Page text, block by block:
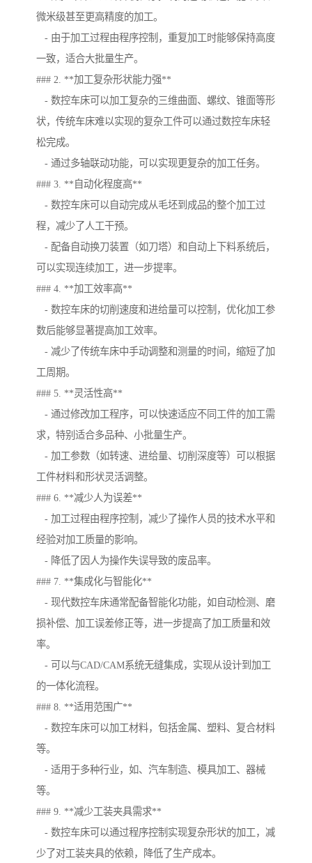
微米级甚至更高精度的加工。
- 由于加工过程由程序控制，重复加工时能够保持高度
一致，适合大批量生产。
### 2. **加工复杂形状能力强**
- 数控车床可以加工复杂的三维曲面、螺纹、锥面等形
状，传统车床难以实现的复杂工件可以通过数控车床轻
松完成。
- 通过多轴联动功能，可以实现更复杂的加工任务。
### 3. **自动化程度高**
- 数控车床可以自动完成从毛坯到成品的整个加工过
程，减少了人工干预。
- 配备自动换刀装置（如刀塔）和自动上下料系统后，
可以实现连续加工，进一步提率。
### 4. **加工效率高**
- 数控车床的切削速度和进给量可以控制，优化加工参
数后能够显著提高加工效率。
- 减少了传统车床中手动调整和测量的时间，缩短了加
工周期。
### 5. **灵活性高**
- 通过修改加工程序，可以快速适应不同工件的加工需
求，特别适合多品种、小批量生产。
- 加工参数（如转速、进给量、切削深度等）可以根据
工件材料和形状灵活调整。
### 6. **减少人为误差**
- 加工过程由程序控制，减少了操作人员的技术水平和
经验对加工质量的影响。
- 降低了因人为操作失误导致的废品率。
### 7. **集成化与智能化**
- 现代数控车床通常配备智能化功能，如自动检测、磨
损补偿、加工误差修正等，进一步提高了加工质量和效
率。
- 可以与CAD/CAM系统无缝集成，实现从设计到加工
的一体化流程。
### 8. **适用范围广**
- 数控车床可以加工材料，包括金属、塑料、复合材料
等。
- 适用于多种行业，如、汽车制造、模具加工、器械
等。
### 9. **减少工装夹具需求**
- 数控车床可以通过程序控制实现复杂形状的加工，减
少了对工装夹具的依赖，降低了生产成本。